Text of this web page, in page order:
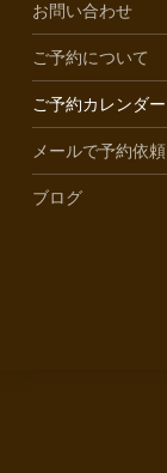
お問い合わせ
ご予約について
ご予約カレンダー
メールで予約依頼
ブログ